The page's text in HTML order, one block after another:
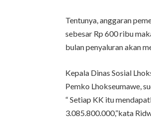
Tentunya, anggaran
sebesar Rp 600 ribu
bulan penyaluran akan
Kepala Dinas Sosial
Pemko Lhokseumawe,
“ Setiap KK itu
3.085.800.000,”kata